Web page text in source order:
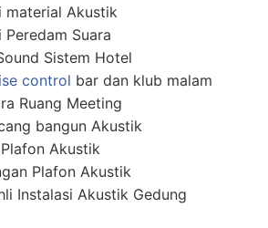
material Akustik
Suara
Sistem Hotel
control bar dan klub malam
Ruang Meeting
bangun Akustik
Akustik
Plafon Akustik
Instalasi Akustik Gedung